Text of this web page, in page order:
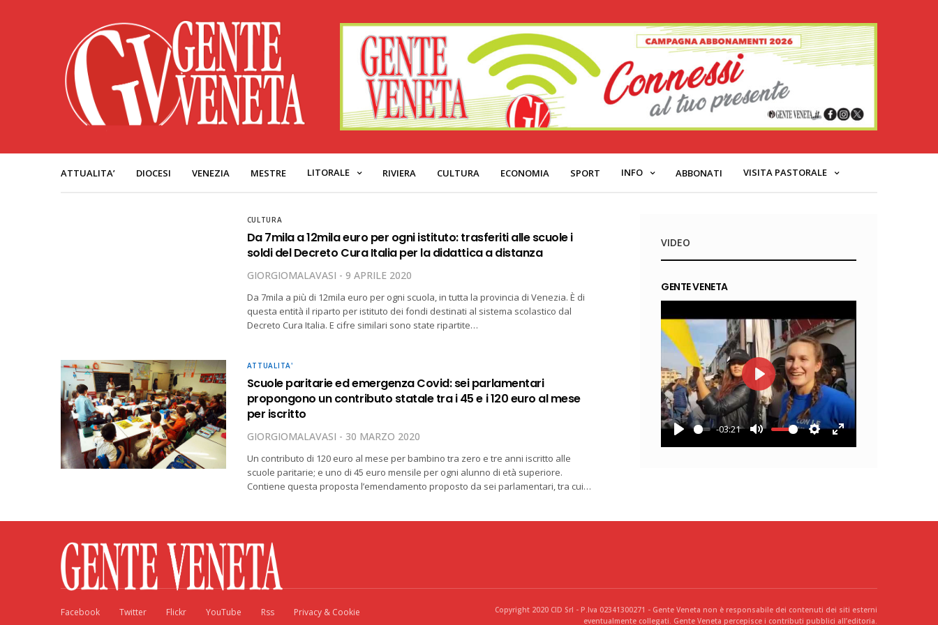
ATTUALITA’ DIOCESI VENEZIA MESTRE LITORALE RIVIERA CULTURA ECONOMIA SPORT INFO ABBONATI VISITA PASTORALE
CULTURA
Da 7mila a 12mila euro per ogni istituto: trasferiti alle scuole i
soldi del Decreto Cura Italia per la didattica a distanza
GIORGIOMALAVASI 9 APRILE 2020
Da 7mila a più di 12mila euro per ogni scuola, in tutta la provincia di Venezia. È di
questa entità il riparto per istituto dei fondi destinati al sistema scolastico dal
Decreto Cura Italia. E cifre similari sono state ripartite…
ATTUALITA'
Scuole paritarie ed emergenza Covid: sei parlamentari
propongono un contributo statale tra i 45 e i 120 euro al mese
per iscritto
GIORGIOMALAVASI 30 MARZO 2020
Un contributo di 120 euro al mese per bambino tra zero e tre anni iscritto alle
scuole paritarie; e uno di 45 euro mensile per ogni alunno di età superiore.
Contiene questa proposta l’emendamento proposto da sei parlamentari, tra cui…
VIDEO
GENTE VENETA
-03:21
Play
Facebook Twitter Flickr YouTube Rss Privacy & Cookie
Copyright 2020 CID Srl - P.Iva 02341300271 - Gente Veneta non è responsabile dei contenuti dei siti esterni
eventualmente collegati. Gente Veneta percepisce i contributi pubblici all’editoria.